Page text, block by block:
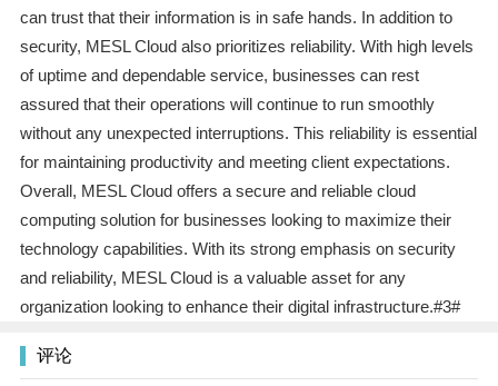
can trust that their information is in safe hands. In addition to
security, MESL Cloud also prioritizes reliability. With high levels
of uptime and dependable service, businesses can rest
assured that their operations will continue to run smoothly
without any unexpected interruptions. This reliability is essential
for maintaining productivity and meeting client expectations.
Overall, MESL Cloud offers a secure and reliable cloud
computing solution for businesses looking to maximize their
technology capabilities. With its strong emphasis on security
and reliability, MESL Cloud is a valuable asset for any
organization looking to enhance their digital infrastructure.#3#
评论